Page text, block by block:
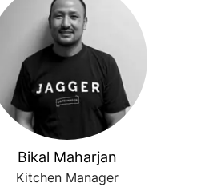
Bikal Maharjan
Kitchen Manager